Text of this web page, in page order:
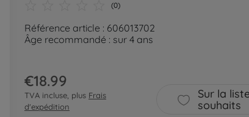
(0)
Référence article : 606013702
Âge recommandé : sur 4 ans
€18.99
TVA incluse, plus Frais
d'expédition
Sur la
souhaits